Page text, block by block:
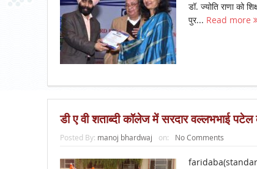
डॉ. ज्योति राणा को
पुर... Read more
डी ए वी शताब्दी कॉलेज में सरदार वल्लभभाई
Posted By: manoj bhardwaj on: No Comments